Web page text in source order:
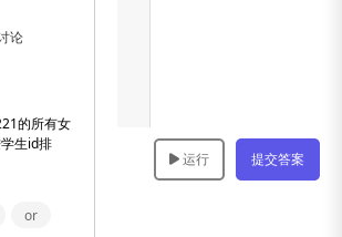
论
的所有女
生id排
or
运行 提交答案